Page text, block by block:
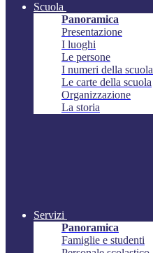
Scuola
Panoramica
Presentazione
I luoghi
Le persone
I numeri della scuola
Le carte della scuola
Organizzazione
La storia
Servizi
Panoramica
Famiglie e studenti